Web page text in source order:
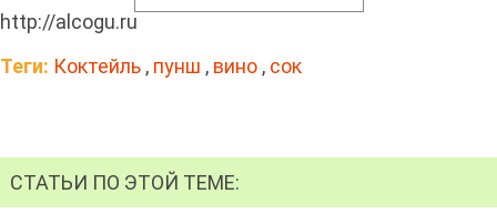
http://alcogu.ru
Теги: Коктейль , пунш , вино , сок
СТАТЬИ ПО ЭТОЙ ТЕМЕ: